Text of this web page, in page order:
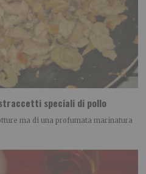
speciali di pollo
ma di una profumata marinatura